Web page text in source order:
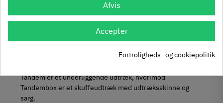
at være underliggende fås Blum Tandem også med
fuldudtræk så hele skuffedybden kan udnyttes i dybden.
Hvad er forskellen på Blum Tandem og Blum
Tandem er et underliggende udtræk, hvorimod
Tandembox er et skuffeudtræk med udtræksskinne og
sarg.
Afvis
Accepter
Fortroligheds- og cookiepolitik